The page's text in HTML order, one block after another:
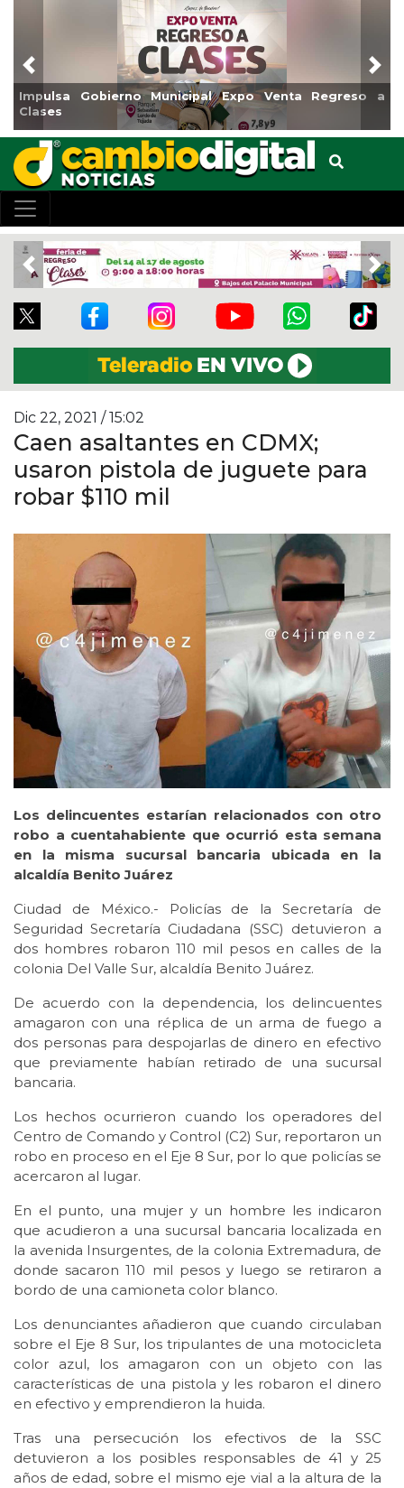
Municipal Expo Venta Regreso a
Reabrirá
Previous
Previous
Dic 22, 2021 / 15:02
Caen asaltantes en CDMX;
usaron pistola de juguete para
robar $110 mil
Los delincuentes estarían relacionados con otro
robo a cuentahabiente que ocurrió esta semana
en la misma sucursal bancaria ubicada en la
alcaldía Benito Juárez
Ciudad de México.- Policías de la Secretaría de
Seguridad Secretaría Ciudadana (SSC) detuvieron a
dos hombres robaron 110 mil pesos en calles de la
colonia Del Valle Sur, alcaldía Benito Juárez.
De acuerdo con la dependencia, los delincuentes
amagaron con una réplica de un arma de fuego a
dos personas para despojarlas de dinero en efectivo
que previamente habían retirado de una sucursal
bancaria.
Los hechos ocurrieron cuando los operadores del
Centro de Comando y Control (C2) Sur, reportaron un
robo en proceso en el Eje 8 Sur, por lo que policías se
acercaron al lugar.
En el punto, una mujer y un hombre les indicaron
que acudieron a una sucursal bancaria localizada en
la avenida Insurgentes, de la colonia Extremadura, de
donde sacaron 110 mil pesos y luego se retiraron a
bordo de una camioneta color blanco.
Los denunciantes añadieron que cuando circulaban
sobre el Eje 8 Sur, los tripulantes de una motocicleta
color azul, los amagaron con un objeto con las
características de una pistola y les robaron el dinero
en efectivo y emprendieron la huida.
Tras una persecución los efectivos de la SSC
detuvieron a los posibles responsables de 41 y 25
años de edad, sobre el mismo eje vial a la altura de la